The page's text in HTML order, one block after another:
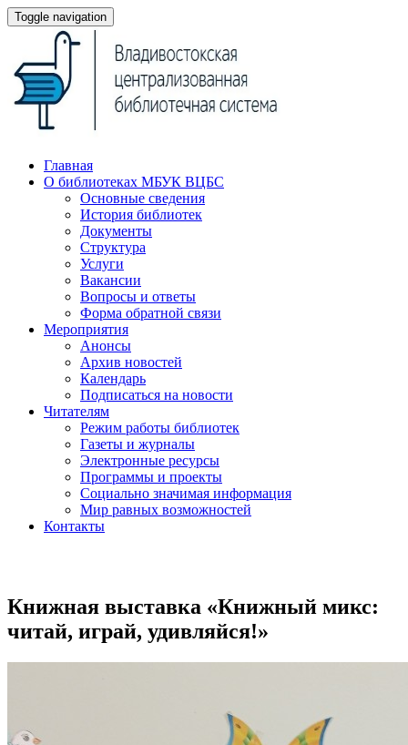
Toggle navigation
Главная
О библиотеках МБУК ВЦБС
Основные сведения
История библиотек
Документы
Структура
Услуги
Вакансии
Вопросы и ответы
Форма обратной связи
Мероприятия
Анонсы
Архив новостей
Календарь
Подписаться на новости
Читателям
Режим работы библиотек
Газеты и журналы
Электронные ресурсы
Программы и проекты
Социально значимая информация
Мир равных возможностей
Контакты
Книжная выставка «Книжный микс:
читай, играй, удивляйся!»